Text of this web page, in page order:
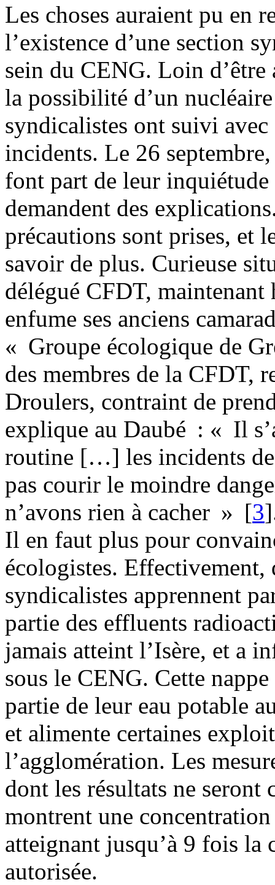
Les choses auraient pu en
l’existence d’une section
sein du CENG. Loin
la possibilité d’un
syndicalistes ont suivi
incidents. Le 26
font part de leur
demandent des
précautions sont prises, et
savoir de plus. Curieuse
délégué CFDT,
enfume ses anciens
« Groupe écologique de
des membres de la CFDT,
Droulers, contraint de
explique au Daubé : « Il
routine […] les incidents
pas courir le moindre
n’avons rien à cacher » [3]
Il en faut plus pour
écologistes. Effectivement,
syndicalistes apprennent
partie des effluents
jamais atteint l’Isère, et a
sous le CENG. Cette
partie de leur eau potable
et alimente certaines
l’agglomération. Les
dont les résultats ne seront
montrent une
atteignant jusqu’à 9 fois la
autorisée.